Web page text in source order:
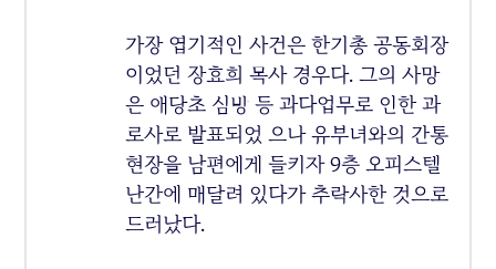
가장 엽기적인 사건은 한기총 공동회장
이었던 장효희 목사 경우다. 그의 사망
은 애당초 심방 등 과다업무로 인한 과
로사로 발표되었 으나 유부녀와의 간통
현장을 남편에게 들키자 9층 오피스텔
난간에 매달려 있다가 추락사한 것으로
드러났다.